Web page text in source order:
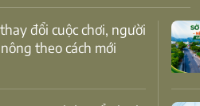
theo cách mới